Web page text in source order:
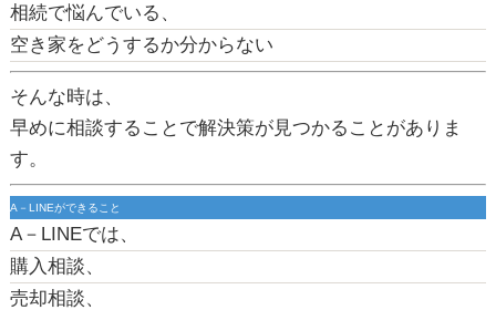
相続で悩んでいる、
空き家をどうするか分からない
そんな時は、
早めに相談することで解決策が見つかることがありま
す。
A－LINEができること
A－LINEでは、
購入相談、
売却相談、